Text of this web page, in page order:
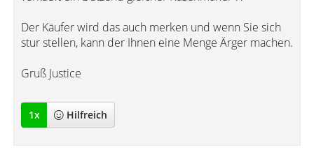
Der Käufer wird das auch merken und wenn Sie sich
stur stellen, kann der Ihnen eine Menge Ärger machen.
Gruß Justice
1x Hilfreich